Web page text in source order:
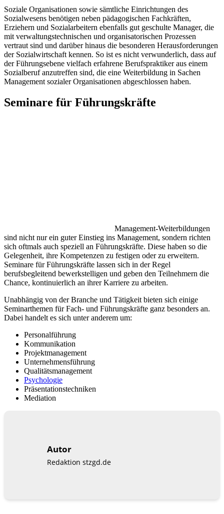
Soziale Organisationen sowie sämtliche Einrichtungen des
Sozialwesens benötigen neben pädagogischen Fachkräften,
Erziehern und Sozialarbeitern ebenfalls gut geschulte Manager, die
mit verwaltungstechnischen und organisatorischen Prozessen
vertraut sind und darüber hinaus die besonderen Herausforderungen
der Sozialwirtschaft kennen. So ist es nicht verwunderlich, dass auf
der Führungsebene vielfach erfahrene Berufspraktiker aus einem
Sozialberuf anzutreffen sind, die eine Weiterbildung in Sachen
Management sozialer Organisationen abgeschlossen haben.
Seminare für Führungskräfte
Management-Weiterbildungen
sind nicht nur ein guter Einstieg ins Management, sondern richten
sich oftmals auch speziell an Führungskräfte. Diese haben so die
Gelegenheit, ihre Kompetenzen zu festigen oder zu erweitern.
Seminare für Führungskräfte lassen sich in der Regel
berufsbegleitend bewerkstelligen und geben den Teilnehmern die
Chance, kontinuierlich an ihrer Karriere zu arbeiten.
Unabhängig von der Branche und Tätigkeit bieten sich einige
Seminarthemen für Fach- und Führungskräfte ganz besonders an.
Dabei handelt es sich unter anderem um:
Personalführung
Kommunikation
Projektmanagement
Unternehmensführung
Qualitätsmanagement
Psychologie
Präsentationstechniken
Mediation
Autor
Redaktion stzgd.de